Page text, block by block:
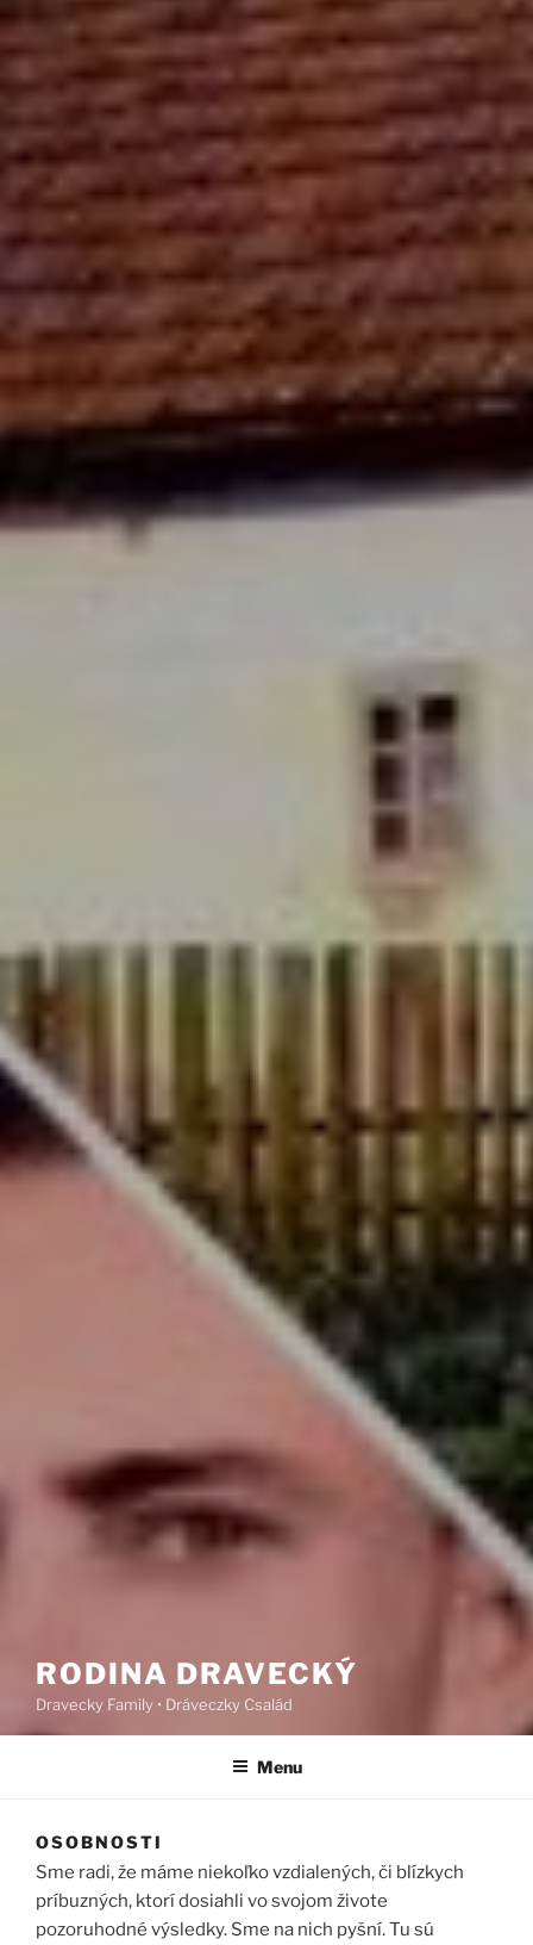
RODINA DRAVECKÝ
Dravecky Family • Dráveczky Család
Menu
OSOBNOSTI
Sme radi, že máme niekoľko vzdialených, či blízkych
príbuzných, ktorí dosiahli vo svojom živote
pozoruhodné výsledky. Sme na nich pyšní. Tu sú